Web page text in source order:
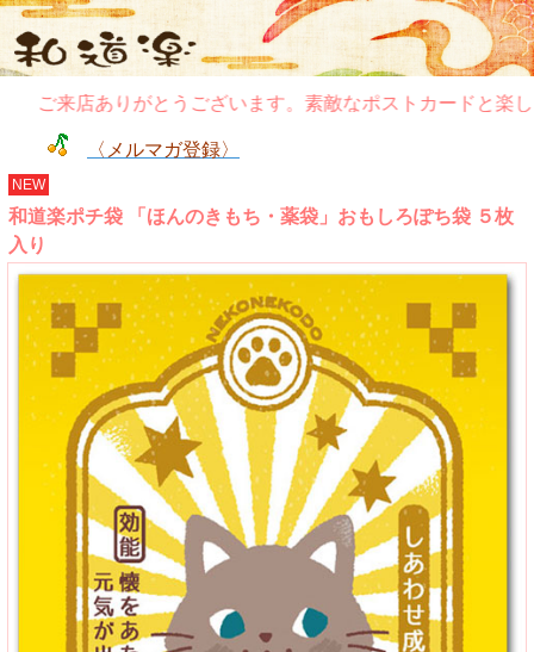
ご来店ありがとうございます。素敵なポストカードと楽し
〈メルマガ登録〉
NEW
和道楽ポチ袋 「ほんのきもち・薬袋」おもしろぽち袋 ５枚
入り